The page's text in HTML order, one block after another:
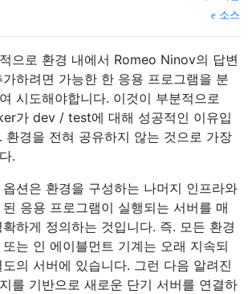
소스
으로 환경 내에서 Romeo Ninov의 답변
가하려면 가능한 한 응용 프로그램을 분
시도해야합니다. 이것이 부분적으로
가 dev / test에 대해 성공적인 이유입
환경을 전혀 공유하지 않는 것으로 가장
.
옵션은 환경을 구성하는 나머지 인프라와
된 응용 프로그램이 실행되는 서버를 매
확하게 정의하는 것입니다. 즉. 모든 환경
또는 인 에이블먼트 기계는 오래 지속되
도의 서버에 있습니다. 그런 다음 알려진
를 기반으로 새로운 단기 서버를 연결하